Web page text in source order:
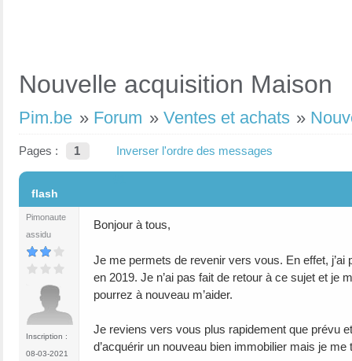
Nouvelle acquisition Maison
Pim.be » Forum » Ventes et achats »
Pages : 1 Inverser l'ordre des messages
flash
Pimonaute
assidu
Inscription :
08-03-2021
Bonjour à tous,
Je me permets de revenir vers vous. En effet,
en 2019. Je n’ai pas fait de retour à ce sujet et je
pourrez à nouveau m’aider.
Je reviens vers vous plus rapidement que prévu
d’acquérir un nouveau bien immobilier mais je